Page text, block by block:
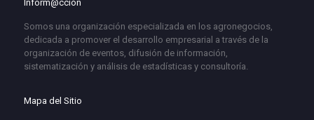
Inform@cción
Somos una organización especializada en los agronegocios,
dedicada a promover el desarrollo empresarial a través de la
organización de eventos, difusión de información,
sistematización y análisis de estadísticas y consultoría.
Mapa del Sitio